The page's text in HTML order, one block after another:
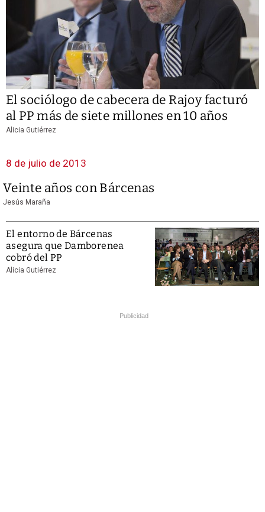
El sociólogo de cabecera de Rajoy facturó
al PP más de siete millones en 10 años
Alicia Gutiérrez
8 de julio de 2013
Veinte años con Bárcenas
Jesús Maraña
El entorno de Bárcenas
asegura que Damborenea
cobró del PP
Alicia Gutiérrez
Publicidad